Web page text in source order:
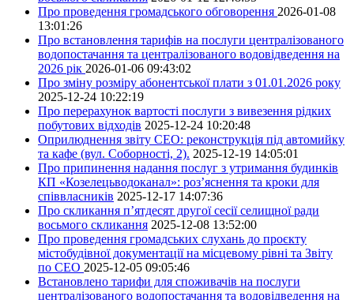
Про проведення громадського обговорення 2026-01-08
13:01:26
Про встановлення тарифів на послуги централізованого
водопостачання та централізованого водовідведення на
2026 рік 2026-01-06 09:43:02
Про зміну розміру абонентської плати з 01.01.2026 року
2025-12-24 10:22:19
Про перерахунок вартості послуги з вивезення рідких
побутових відходів 2025-12-24 10:20:48
Оприлюднення звіту СЕО: реконструкція під автомийку
та кафе (вул. Соборності, 2). 2025-12-19 14:05:01
Про припинення надання послуг з утримання будинків
КП «Козелецьводоканал»: роз’яснення та кроки для
співвласників 2025-12-17 14:07:36
Про скликання п’ятдесят другої сесії селищної ради
восьмого скликання 2025-12-08 13:52:00
Про проведення громадських слухань до проєкту
містобудівної документації на місцевому рівні та Звіту
по СЕО 2025-12-05 09:05:46
Встановлено тарифи для споживачів на послуги
централізованого водопостачання та водовідведення на